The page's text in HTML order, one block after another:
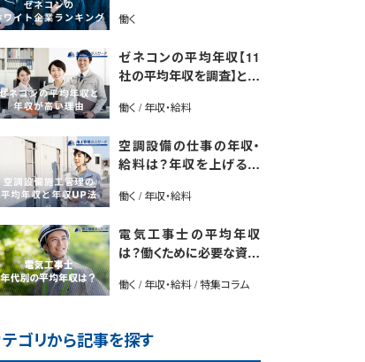
版】
働く
ゼネコンの平均年収【11
社の平均年収を調査】と年
P法も紹介
働く / 年収・給料
空調設備の仕事の年収・
給料は？年収を上げる方
働く / 年収・給料
電気工事士の平均年収
は？働くために必要な資格
働く / 年収・給料 / 特集コラム
ゴリから記事を探す